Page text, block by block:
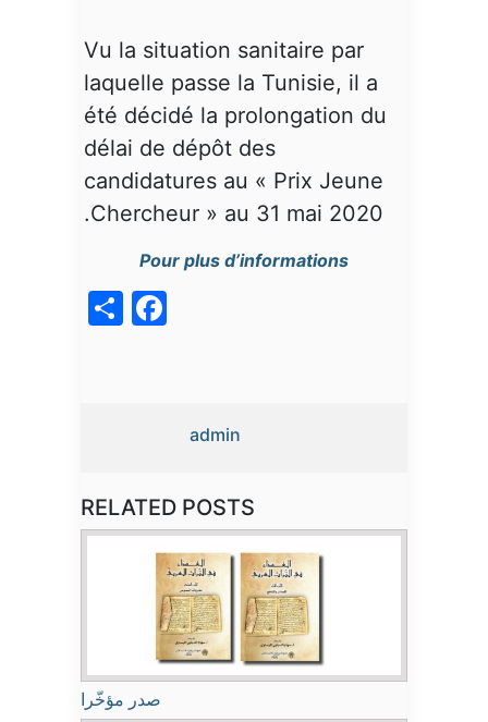
Vu la situation sanitaire par
laquelle passe la Tunisie, il a
été décidé la prolongation du
délai de dépôt des
candidatures au « Prix Jeune
Chercheur » au 31 mai 2020.
Pour plus d’informations
admin
RELATED POSTS
صدر مؤخّرا